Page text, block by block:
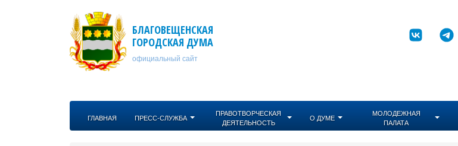
БЛАГОВЕЩЕНСКАЯ
ГОРОДСКАЯ ДУМА
официальный сайт
ГЛАВНАЯ ПРЕСС-СЛУЖБА
ПРАВОТВОРЧЕСКАЯ
ДЕЯТЕЛЬНОСТЬ
О ДУМЕ
МОЛОДЕЖНАЯ
ПАЛАТА